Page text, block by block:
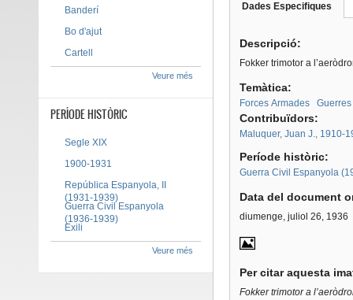
Dades Especifiques
Descripció:
Fokker trimotor a
Temàtica:
Forces Armades Guerres
Contribuïdors:
Maluquer, Juan J., 1910-
Període històric:
Guerra Civil Espanyola
Data del document
diumenge, juliol 26, 1936
Per citar aquesta
Fokker trimotor a
Banderí
Bo d'ajut
Cartell
Veure més
PERÍODE HISTÒRIC
Segle XIX
1900-1931
República Espanyola, II
(1931-1939)
Guerra Civil Espanyola
(1936-1939)
Exili
Veure més